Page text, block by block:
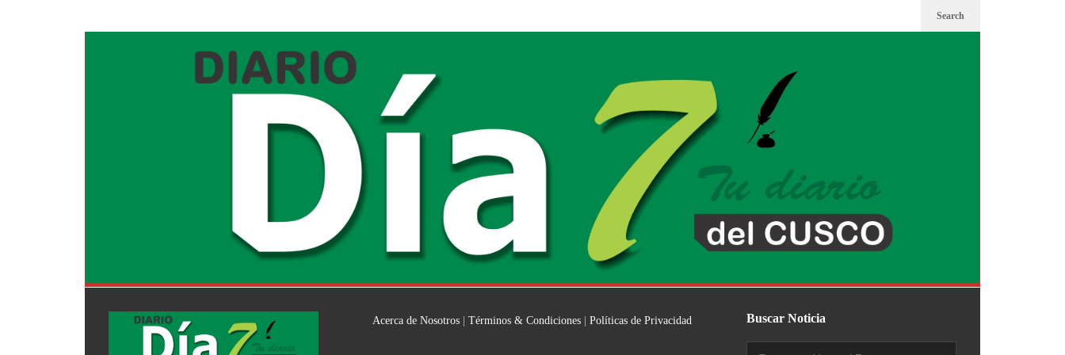
Search
Acerca de Nosotros |Términos & Condiciones |Políticas de Privacidad Buscar Noticia